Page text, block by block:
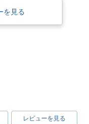
を見る
レビューを見る